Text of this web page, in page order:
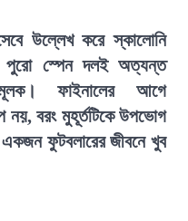
উল্লেখ করে স্কালোনি
পুরো স্পেন দলই অত্যন্ত
ফাইনালের আগে
নয়, বরং মুহূর্তটিকে উপভোগ
ফুটবলারের জীবনে খুব